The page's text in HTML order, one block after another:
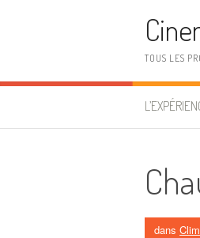
TOUS LES
dans